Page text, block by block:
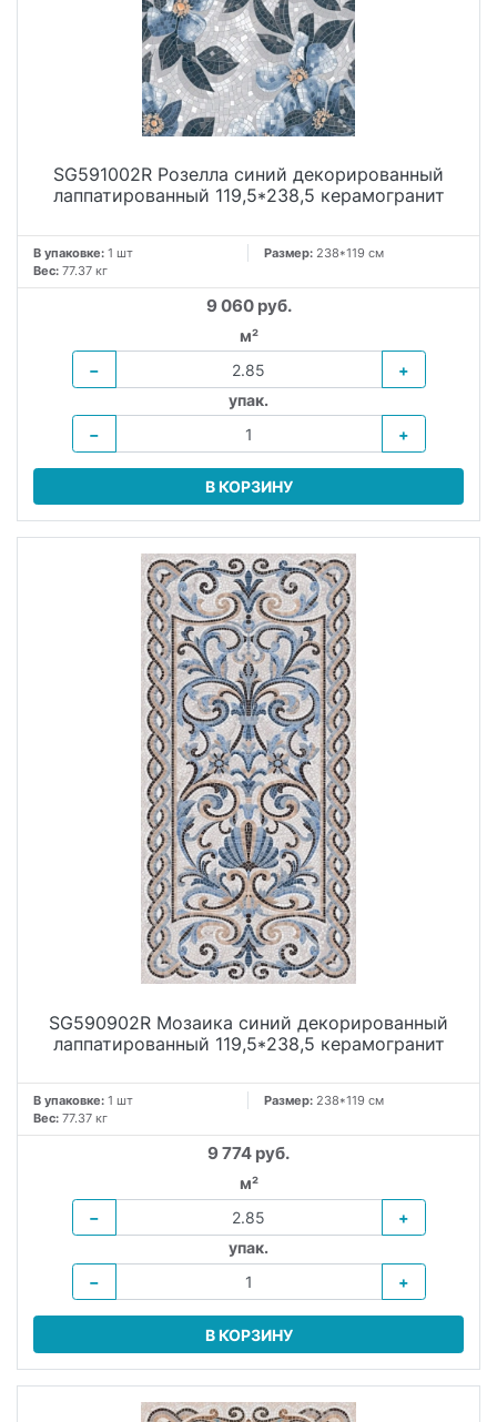
SG591002R Розелла синий декорированный
лаппатированный 119,5*238,5 керамогранит
В упаковке: 1 шт Размер: 238*119 см
Вес: 77.37 кг
9 060 руб.
м²
−
+
упак.
−
+
В КОРЗИНУ
SG590902R Мозаика синий декорированный
лаппатированный 119,5*238,5 керамогранит
В упаковке: 1 шт Размер: 238*119 см
Вес: 77.37 кг
9 774 руб.
м²
−
+
упак.
−
+
В КОРЗИНУ